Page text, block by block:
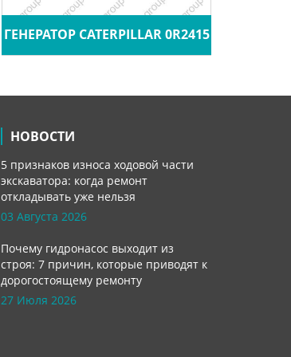
ГЕНЕРАТОР CATERPILLAR 0R2415
НОВОСТИ
5 признаков износа ходовой части
экскаватора: когда ремонт
откладывать уже нельзя
03 Августа 2026
Почему гидронасос выходит из
строя: 7 причин, которые приводят к
дорогостоящему ремонту
27 Июля 2026